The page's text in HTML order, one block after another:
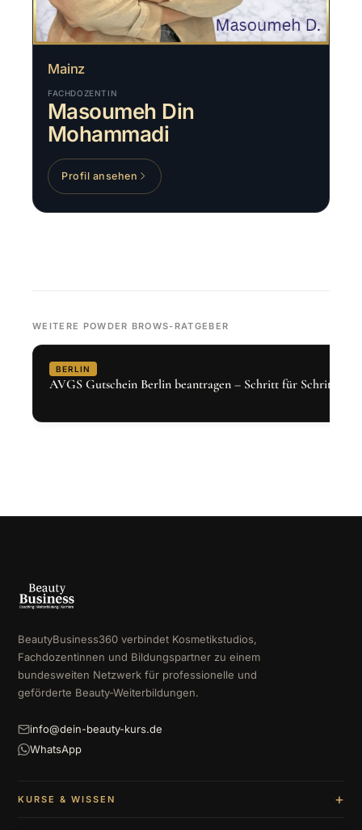
Mainz
FACHDOZENTIN
Masoumeh Din
Mohammadi
Profil ansehen
WEITERE POWDER BROWS-RATGEBER
BERLIN
AVGS Gutschein Berlin beantragen – Schritt für Schritt 2026
BeautyBusiness360 verbindet Kosmetikstudios,
Fachdozentinnen und Bildungspartner zu einem
bundesweiten Netzwerk für professionelle und
geförderte Beauty-Weiterbildungen.
info@dein-beauty-kurs.de
WhatsApp
KURSE & WISSEN